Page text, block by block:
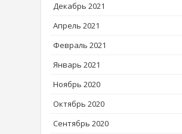
Декабрь 2021
Апрель 2021
Февраль 2021
Январь 2021
Ноябрь 2020
Октябрь 2020
Сентябрь 2020